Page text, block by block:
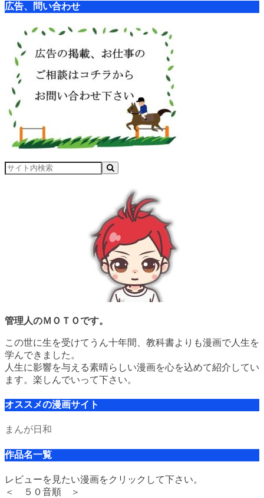
広告、問い合わせ
管理人のＭＯＴＯです。
この世に生を受けてうん十年間、教科書よりも漫画で人生を
学んできました。
人生に影響を与える素晴らしい漫画を心を込めて紹介してい
ます。楽しんでいって下さい。
オススメの漫画サイト
まんが日和
作品名一覧
レビューを見たい漫画をクリックして下さい。
＜ ５０音順 ＞